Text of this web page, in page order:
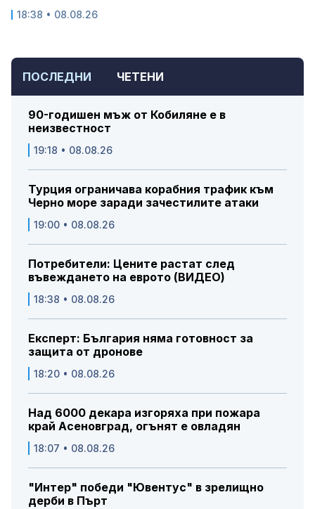
ПОСЛЕДНИ ЧЕТЕНИ
90-годишен мъж от Кобиляне е в
неизвестност
19:18 • 08.08.26
Турция ограничава корабния трафик към
Черно море заради зачестилите атаки
19:00 • 08.08.26
Потребители: Цените растат след
въвеждането на еврото (ВИДЕО)
18:38 • 08.08.26
Експерт: България няма готовност за
защита от дронове
18:20 • 08.08.26
Над 6000 декара изгоряха при пожара
край Асеновград, огънят е овладян
18:07 • 08.08.26
"Интер" победи "Ювентус" в зрелищно
дерби в Пърт
18:38 • 08.08.26